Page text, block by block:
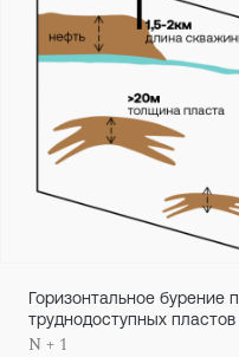
Горизонтальное бурение
труднодоступных пластов
N + 1